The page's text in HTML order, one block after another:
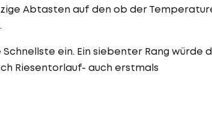
Abtasten auf den ob der
Schnellste ein. Ein siebenter Rang würde
Riesentorlauf- auch erstmals